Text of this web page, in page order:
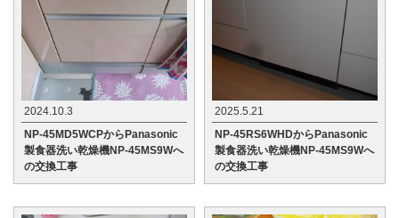
2024.10.3
NP-45MD5WCPからPanasonic
製食器洗い乾燥機NP-45MS9Wへ
の交換工事
2025.5.21
NP-45RS6WHDからPanasonic
製食器洗い乾燥機NP-45MS9Wへ
の交換工事